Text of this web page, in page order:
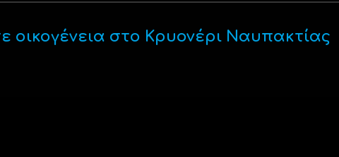
οικογένεια στο Κρυονέρι Ναυπακτίας